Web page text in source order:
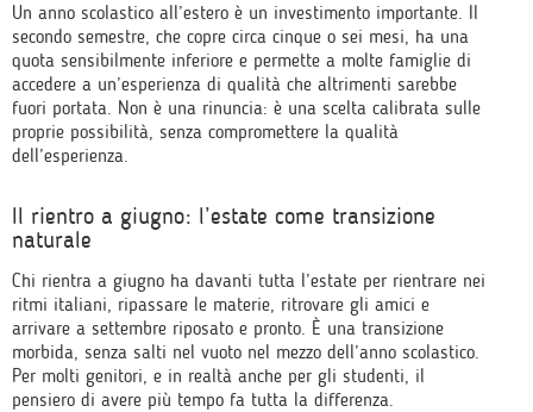
Un anno scolastico all’estero è un investimento importante. Il
secondo semestre, che copre circa cinque o sei mesi, ha una
quota sensibilmente inferiore e permette a molte famiglie di
accedere a un’esperienza di qualità che altrimenti sarebbe
fuori portata. Non è una rinuncia: è una scelta calibrata sulle
proprie possibilità, senza compromettere la qualità
dell’esperienza.
Il rientro a giugno: l’estate come transizione
naturale
Chi rientra a giugno ha davanti tutta l’estate per rientrare nei
ritmi italiani, ripassare le materie, ritrovare gli amici e
arrivare a settembre riposato e pronto. È una transizione
morbida, senza salti nel vuoto nel mezzo dell’anno scolastico.
Per molti genitori, e in realtà anche per gli studenti, il
pensiero di avere più tempo fa tutta la differenza.